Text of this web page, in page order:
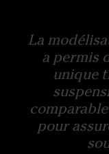
La
a permis
unique
pour